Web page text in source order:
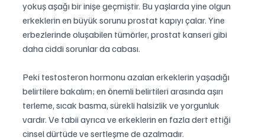
yokuş aşağı bir inişe geçmiştir. Bu yaşlarda yine olgun
erkeklerin en büyük sorunu prostat kapıyı çalar. Yine
erbezlerinde oluşabilen tümörler, prostat kanseri gibi
daha ciddi sorunlar da cabası.
Peki testosteron hormonu azalan erkeklerin yaşadığı
belirtilere bakalım; en önemli belirtileri arasında aşırı
terleme, sıcak basma, sürekli halsizlik ve yorgunluk
vardır. Ve tabii ayrıca ve erkeklerin en fazla dert ettiği
cinsel dürtüde ve sertleşme de azalmadır.